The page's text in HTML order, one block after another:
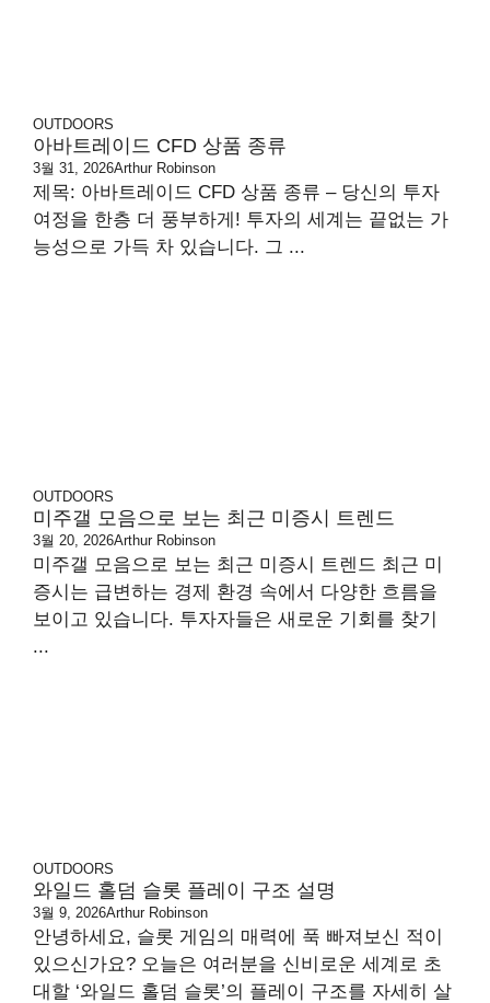
OUTDOORS
아바트레이드 CFD 상품 종류
3월 31, 2026Arthur Robinson
제목: 아바트레이드 CFD 상품 종류 – 당신의 투자
여정을 한층 더 풍부하게! 투자의 세계는 끝없는 가
능성으로 가득 차 있습니다. 그 ...
OUTDOORS
미주갤 모음으로 보는 최근 미증시 트렌드
3월 20, 2026Arthur Robinson
미주갤 모음으로 보는 최근 미증시 트렌드 최근 미
증시는 급변하는 경제 환경 속에서 다양한 흐름을
보이고 있습니다. 투자자들은 새로운 기회를 찾기
...
OUTDOORS
와일드 홀덤 슬롯 플레이 구조 설명
3월 9, 2026Arthur Robinson
안녕하세요, 슬롯 게임의 매력에 푹 빠져보신 적이
있으신가요? 오늘은 여러분을 신비로운 세계로 초
대할 ‘와일드 홀덤 슬롯’의 플레이 구조를 자세히 살